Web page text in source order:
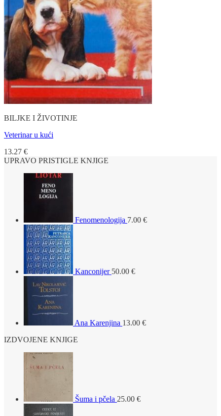
BILJKE I ŽIVOTINJE
Veterinar u kući
13.27 €
UPRAVO PRISTIGLE KNJIGE
Fenomenologija 7.00 €
Kanconijer 50.00 €
Ana Karenjina 13.00 €
IZDVOJENE KNJIGE
Šuma i pčela 25.00 €